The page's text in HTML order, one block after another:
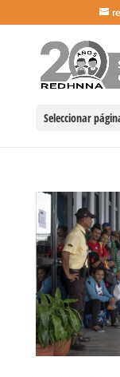
Seleccionar